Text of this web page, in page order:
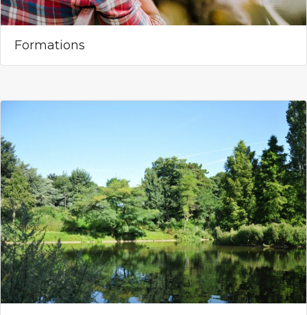
Formations